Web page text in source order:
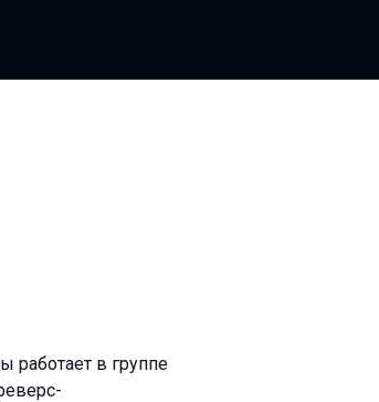
работает в группе